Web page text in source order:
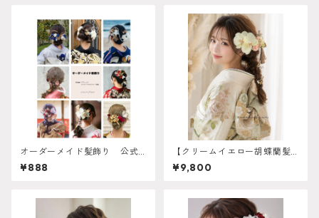
ドドレス
オーダーメイド髪飾り 公式LI
NEより受付中 振袖 成人
式 卒業式 袴 ヘアアレン
¥888
【クリームイエロー胡蝶蘭髪
飾り 胡蝶蘭髪飾り 】ホワイト
ゴールド 成人式 卒業式 振袖
婚式 オーダーメイド対応 O-
¥9,800